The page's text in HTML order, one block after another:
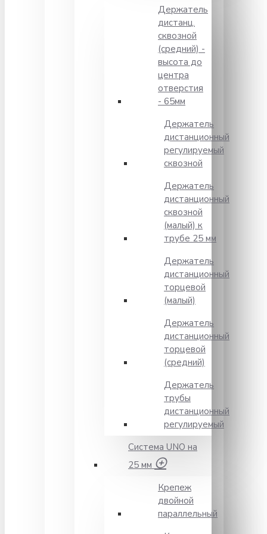
Держатель
дистанц.
сквозной
(средний) -
высота до
центра
отверстия
- 65мм
Держатель
дистанционный
регулируемый
сквозной
Держатель
дистанционный
сквозной
(малый) к
трубе 25 мм
Держатель
дистанционный
торцевой
(малый)
Держатель
дистанционный
торцевой
(средний)
Держатель
трубы
дистанционный
регулируемый
Система UNO на
25 мм
Крепеж
двойной
параллельный